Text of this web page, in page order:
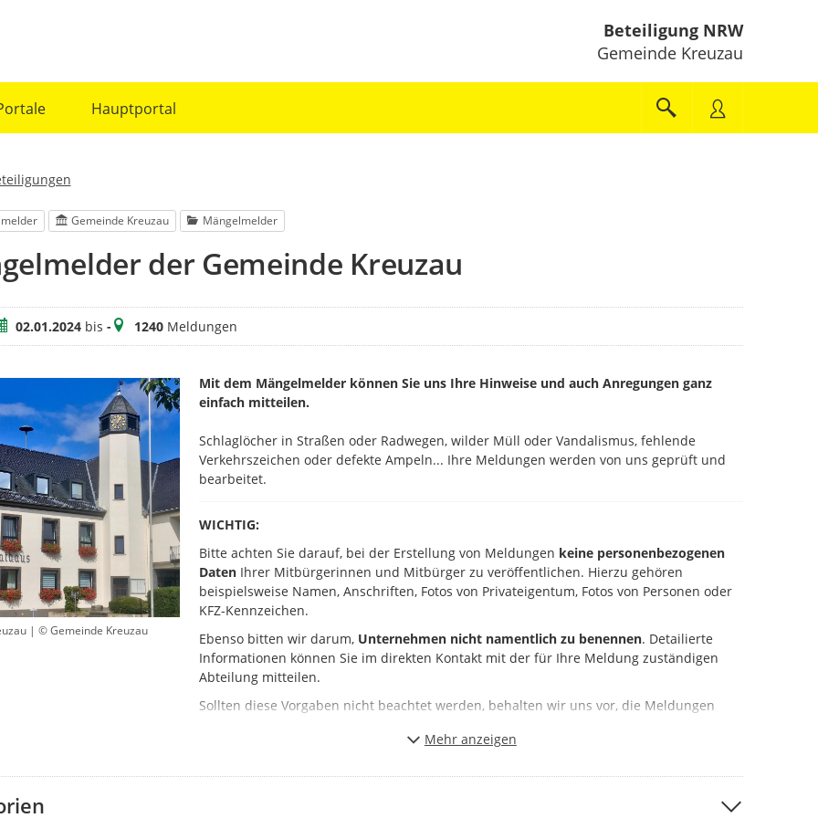
Beteiligung NRW
Gemeinde Kreuzau
Hauptportal
Gemeinde Kreuzau Mängelmelder
der Gemeinde Kreuzau
02.01.2024bis -Meldungen
1240Meldungen
| © Gemeinde Kreuzau
Mit dem Mängelmelder können Sie uns Ihre Hinweise und auch Anregungen ganz
einfach mitteilen.
​Schlaglöcher in Straßen oder Radwegen, wilder Müll oder Vandalismus, fehlende
Verkehrszeichen oder defekte Ampeln... Ihre Meldungen werden von uns geprüft und
bearbeitet.
WICHTIG:
Bitte achten Sie darauf, bei der Erstellung von Meldungen keine personenbezogenen
Daten Ihrer Mitbürgerinnen und Mitbürger zu veröffentlichen. Hierzu gehören
beispielsweise Namen, Anschriften, Fotos von Privateigentum, Fotos von Personen oder
KFZ-Kennzeichen.
Ebenso bitten wir darum, Unternehmen nicht namentlich zu benennen. Detailierte
Informationen können Sie im direkten Kontakt mit der für Ihre Meldung zuständigen
Abteilung mitteilen.
Sollten diese Vorgaben nicht beachtet werden, behalten wir uns vor, die Meldungen
Mehr anzeigen